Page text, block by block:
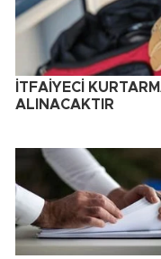
İTFAİYECİ
ALINACAKTIR